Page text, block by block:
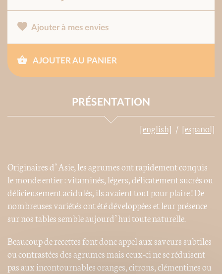
Ajouter à mes envies
AJOUTER AU PANIER
PRÉSENTATION
[english] [español]
Originaires d’Asie, les agrumes ont rapidement conquis
le monde entier : vitaminés, légers, délicatement sucrés ou
délicieusement acidulés, ils avaient tout pour plaire ! De
nombreuses variétés ont été développées et leur présence
sur nos tables semble aujourd’hui toute naturelle.
Beaucoup de recettes font donc appel aux saveurs subtiles
ou contrastées des agrumes mais ceux-ci ne se réduisent
pas aux incontournables oranges, citrons, clémentines ou